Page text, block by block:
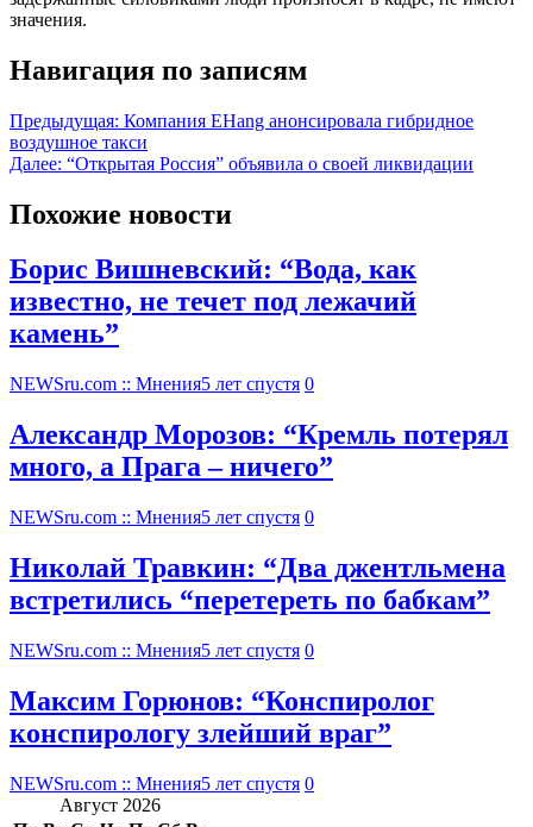
значения.
Навигация по записям
Предыдущая: Компания EHang анонсировала гибридное
воздушное такси
Далее: “Открытая Россия” объявила о своей ликвидации
Похожие новости
Борис Вишневский: “Вода, как
известно, не течет под лежачий
камень”
NEWSru.com :: Мнения5 лет спустя 0
Александр Морозов: “Кремль потерял
много, а Прага – ничего”
NEWSru.com :: Мнения5 лет спустя 0
Николай Травкин: “Два джентльмена
встретились “перетереть по бабкам”
NEWSru.com :: Мнения5 лет спустя 0
Максим Горюнов: “Конспиролог
конспирологу злейший враг”
NEWSru.com :: Мнения5 лет спустя 0
Август 2026